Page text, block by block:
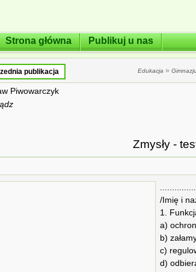
Strona główna Publikuj u nas
publikacja Edukacja »
Piwowarczyk
Zmysły -
/Imię i
1.
a)
b)
c)
d)